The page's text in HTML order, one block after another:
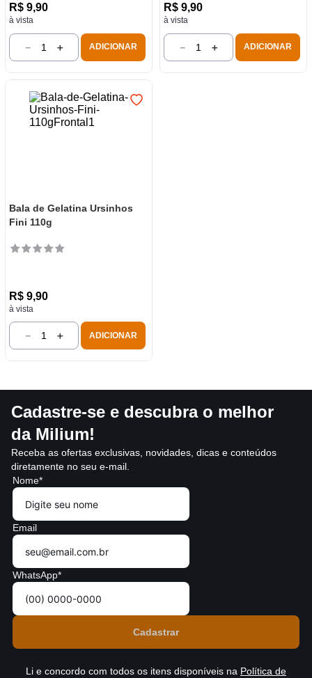
R$ 9,90
à vista
＋
－ ADICIONAR
R$ 9,90
à vista
＋
－ ADICIONAR
Bala de Gelatina Ursinhos
Fini 110g
R$ 9,90
à vista
＋
－ ADICIONAR
Cadastre-se e descubra o melhor
da Milium!
Receba as ofertas exclusivas, novidades, dicas e conteúdos
diretamente no seu e-mail.
Nome*
Email
WhatsApp*
Li e concordo com todos os itens disponíveis na Política de